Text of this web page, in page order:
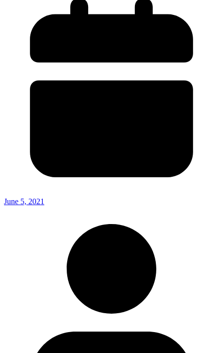
June 5, 2021